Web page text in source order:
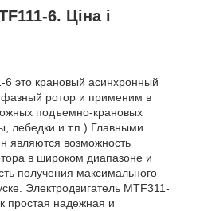
6. Ціна і
6 это крановый асинхронный
фазный ротор и применим в
подъемно-крановых
лебедки и т.п.) Главными
являются возможность
в широком диапазоне и
получения максимального
Электродвигатель MTF311-
простая надежная и